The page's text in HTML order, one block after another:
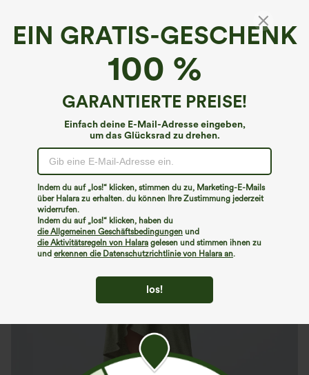
EIN GRATIS-GESCHENK
100 %
GARANTIERTE PREISE!
Einfach deine E-Mail-Adresse eingeben,
um das Glücksrad zu drehen.
Indem du auf „los!“ klicken, stimmen du zu, Marketing-E-Mails
über Halara zu erhalten. du können Ihre Zustimmung jederzeit
widerrufen.
Indem du auf „los!“ klicken, haben du
die Allgemeinen Geschäftsbedingungen und
die Aktivitätsregeln von Halara gelesen und stimmen ihnen zu
und erkennen die Datenschutzrichtlinie von Halara an.
los!
Ärmelloses, plissiertes Flowy-Midi-
Freizeitkleid mit tiefem V-Ausschnitt und
überkreuztem Saum
€40,95 EUR